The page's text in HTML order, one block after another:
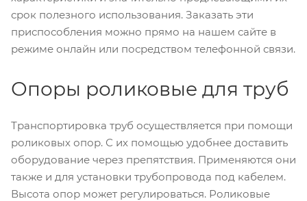
срок полезного использования. Заказать эти
приспособления можно прямо на нашем сайте в
режиме онлайн или посредством телефонной связи.
Опоры роликовые для труб
Транспортировка труб осуществляется при помощи
роликовых опор. С их помощью удобнее доставить
оборудование через препятствия. Применяются они
также и для установки трубопровода под кабелем.
Высота опор может регулироваться. Роликовые